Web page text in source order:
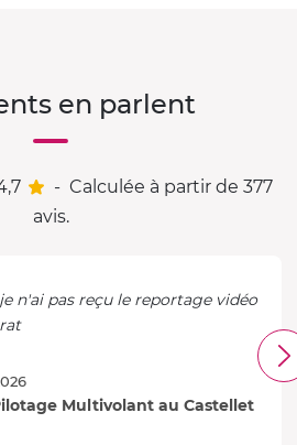
en parlent
- Calculée à partir de 377
avis.
n'ai pas reçu le reportage vidéo
Multivolant au Castellet